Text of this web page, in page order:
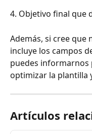
4. Objetivo final que
Además, si cree que
incluye los campos
puedes informarnos
optimizar la plantilla
Artículos